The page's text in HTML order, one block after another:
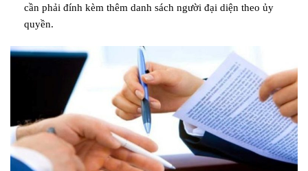
cần phải đính kèm thêm danh sách người đại diện theo ủy
quyền.